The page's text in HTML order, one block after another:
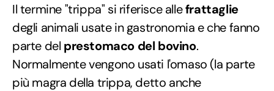
Il termine "trippa" si riferisce allefrattaglie
degli animali usate in gastronomia e che fanno
parte del prestomaco del bovino.
Normalmente vengono usati l'omaso (la parte
più magra della trippa, detto anche